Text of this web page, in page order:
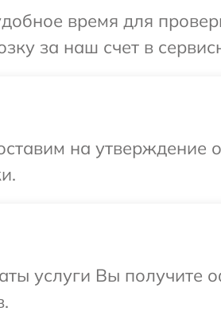
время для
за наш счет в
на утверждение
услуги Вы получите